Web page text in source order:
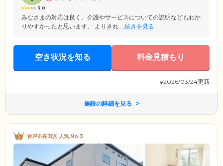
3.0
みなさまの対応は良く、介護やサービスについての説明などもわか
りやすかったと思います。 よりきれ... 続きを見る
空き状況を知る 料金見積もり
※2026/03/24更新
施設の詳細を見る
神戸市長田区 人気 No.3